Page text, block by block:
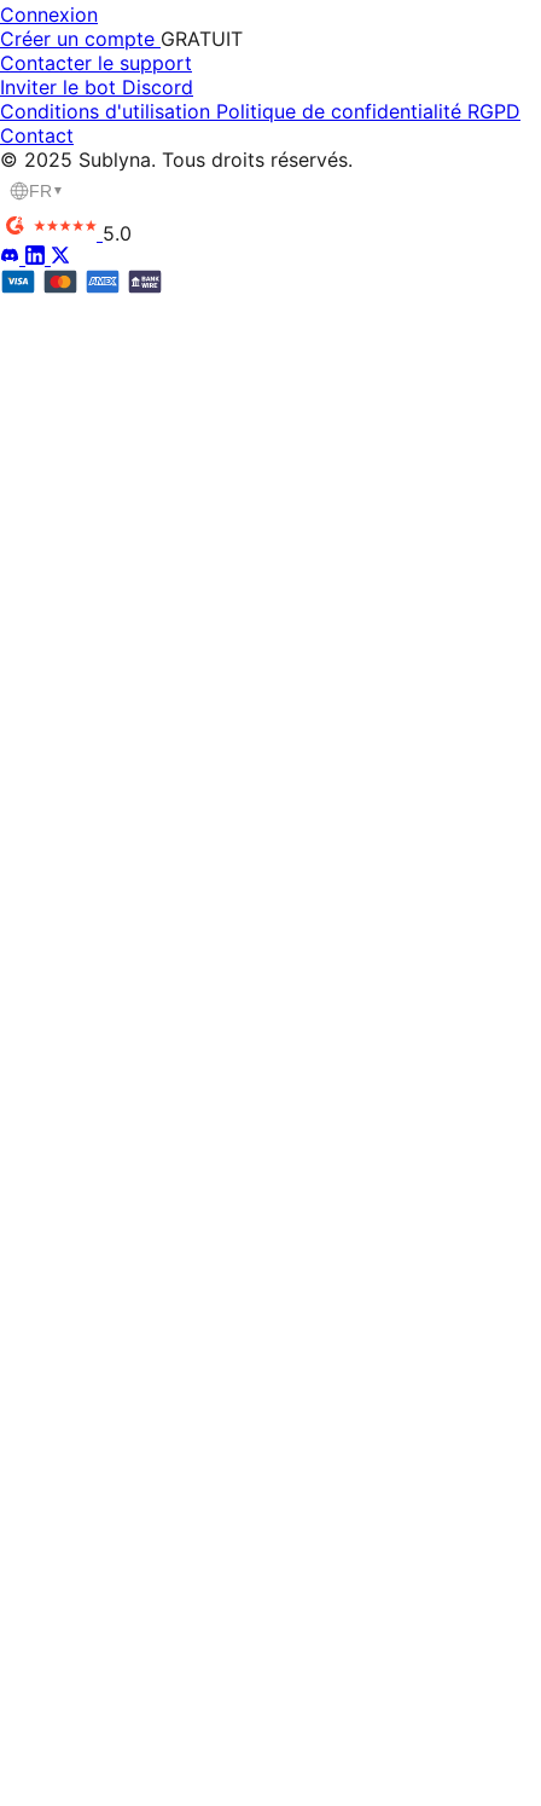
Connexion
Créer un compte GRATUIT
Contacter le support
Inviter le bot Discord
Conditions d'utilisation Politique de confidentialité RGPD
Contact
© 2025 Sublyna. Tous droits réservés.
FR ▼
5.0